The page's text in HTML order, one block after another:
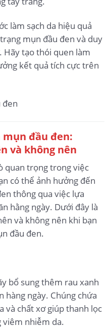
làm sạch da hiệu quả
mụn đầu đen và duy
Hãy tạo thói quen làm
kết quả tích cực trên
mụn đầu đen:
và không nên
quan trọng trong việc
có thể ảnh hưởng đến
thông qua việc lựa
hằng ngày. Dưới đây là
và không nên khi bạn
đầu đen.
bổ sung thêm rau xanh
hàng ngày. Chúng chứa
và chất xơ giúp thanh lọc
viêm nhiễm da.